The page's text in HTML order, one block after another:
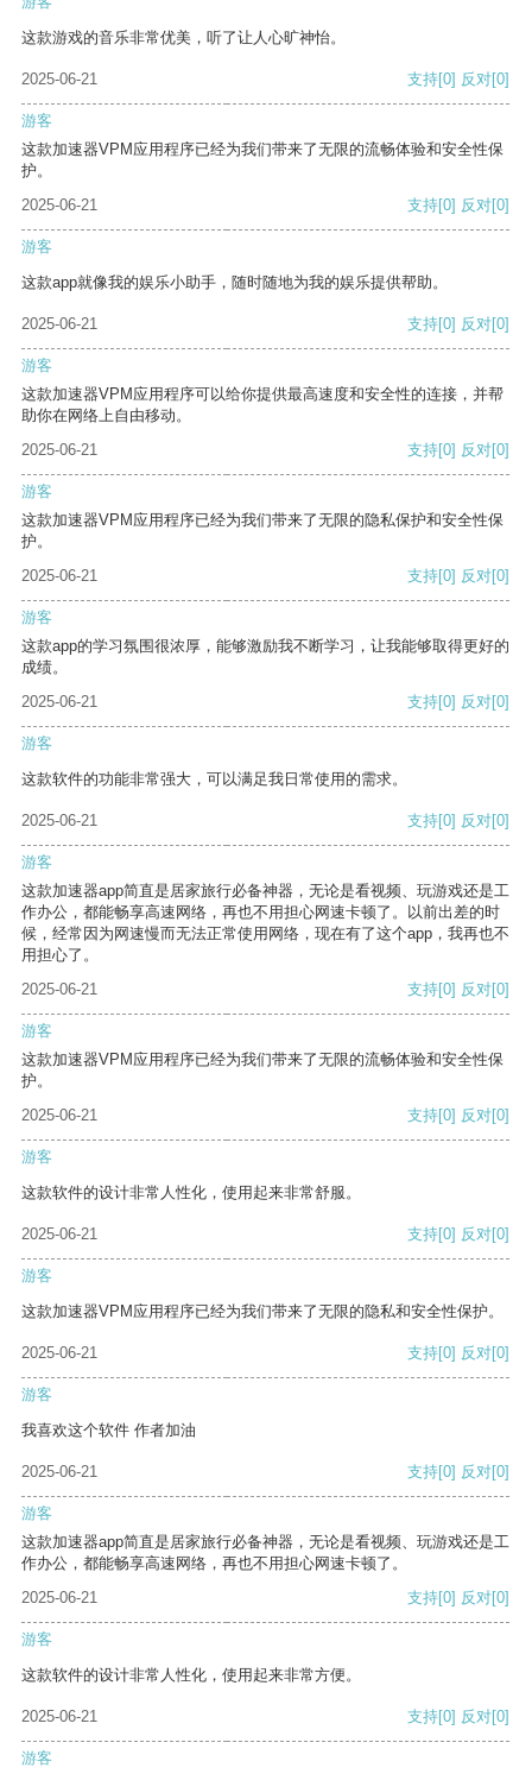
这款游戏的音乐非常优美，听了让人心旷神怡。
2025-06-21 支持[0] 反对[0]
游客
这款加速器VPM应用程序已经为我们带来了无限的流畅体验和安全性保
护。
2025-06-21
支持[0] 反对[0]
游客
这款app就像我的娱乐小助手，随时随地为我的娱乐提供帮助。
2025-06-21 支持[0] 反对[0]
游客
这款加速器VPM应用程序可以给你提供最高速度和安全性的连接，并帮
助你在网络上自由移动。
2025-06-21
支持[0] 反对[0]
游客
这款加速器VPM应用程序已经为我们带来了无限的隐私保护和安全性保
护。
2025-06-21
支持[0] 反对[0]
游客
这款app的学习氛围很浓厚，能够激励我不断学习，让我能够取得更好的
成绩。
2025-06-21
支持[0] 反对[0]
游客
这款软件的功能非常强大，可以满足我日常使用的需求。
2025-06-21 支持[0] 反对[0]
游客
这款加速器app简直是居家旅行必备神器，无论是看视频、玩游戏还是工
作办公，都能畅享高速网络，再也不用担心网速卡顿了。以前出差的时
候，经常因为网速慢而无法正常使用网络，现在有了这个app，我再也不
用担心了。
2025-06-21
支持[0] 反对[0]
游客
这款加速器VPM应用程序已经为我们带来了无限的流畅体验和安全性保
护。
2025-06-21
支持[0] 反对[0]
游客
这款软件的设计非常人性化，使用起来非常舒服。
2025-06-21 支持[0] 反对[0]
游客
这款加速器VPM应用程序已经为我们带来了无限的隐私和安全性保护。
2025-06-21 支持[0] 反对[0]
游客
我喜欢这个软件 作者加油
2025-06-21 支持[0] 反对[0]
游客
这款加速器app简直是居家旅行必备神器，无论是看视频、玩游戏还是工
作办公，都能畅享高速网络，再也不用担心网速卡顿了。
2025-06-21
支持[0] 反对[0]
游客
这款软件的设计非常人性化，使用起来非常方便。
2025-06-21 支持[0] 反对[0]
游客